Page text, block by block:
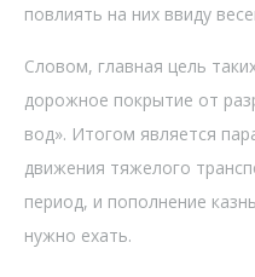
повлиять на них ввиду
Словом, главная цель
дорожное покрытие от
вод». Итогом является
движения тяжелого
период, и пополнение
нужно ехать.